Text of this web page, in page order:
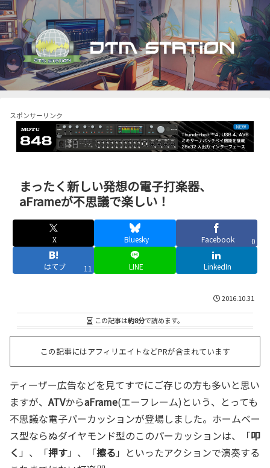
スポンサーリンク
まったく新しい発想の電子打楽器、
aFrameが不思議で楽しい！
X Bluesky Facebook 0
はてブ 11 LINE LinkedIn
2016.10.31
この記事は約8分で読めます。
この記事にはアフィリエイトなどPRが含まれています
ティーザー広告などを見てすでにご存じの方も多いと思い
ますが、 ATVからaFrame(エーフレーム)という、とっても
不思議な電子パーカッションが登場しました。ホームベー
ス型ならぬダイヤモンド型のこのパーカッションは、「叩
く 」、「押す」、「擦る 」といったアクションで演奏する